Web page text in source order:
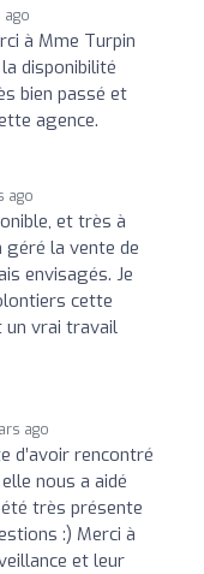
ago
à Mme Turpin
disponibilité
bien passé et
agence.
ago
et très à
géré la vente de
envisagés. Je
cette
un vrai travail
ago
d’avoir rencontré
nous a aidé
très présente
:) Merci à
et leur